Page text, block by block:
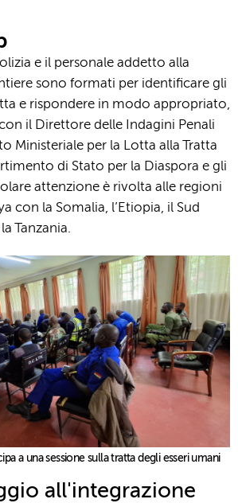
e il personale addetto alla
sono formati per identificare gli
e rispondere in modo appropriato,
il Direttore delle Indagini Penali
Ministeriale per la Lotta alla Tratta
di Stato per la Diaspora e gli
attenzione è rivolta alle regioni
con la Somalia, l’Etiopia, il Sud
Tanzania.
a una sessione sulla tratta degli esseri umani
all'integrazione